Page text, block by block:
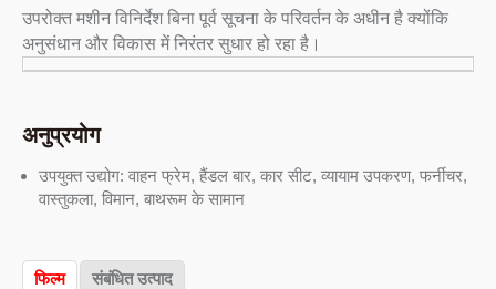
उपरोक्त मशीन विनिर्देश बिना पूर्व सूचना के परिवर्तन के अधीन है क्योंकि
अनुसंधान और विकास में निरंतर सुधार हो रहा है।
अनुप्रयोग
उपयुक्त उद्योग: वाहन फ्रेम, हैंडल बार, कार सीट, व्यायाम उपकरण, फर्नीचर,
वास्तुकला, विमान, बाथरूम के सामान
फिल्म संबंधित उत्पाद